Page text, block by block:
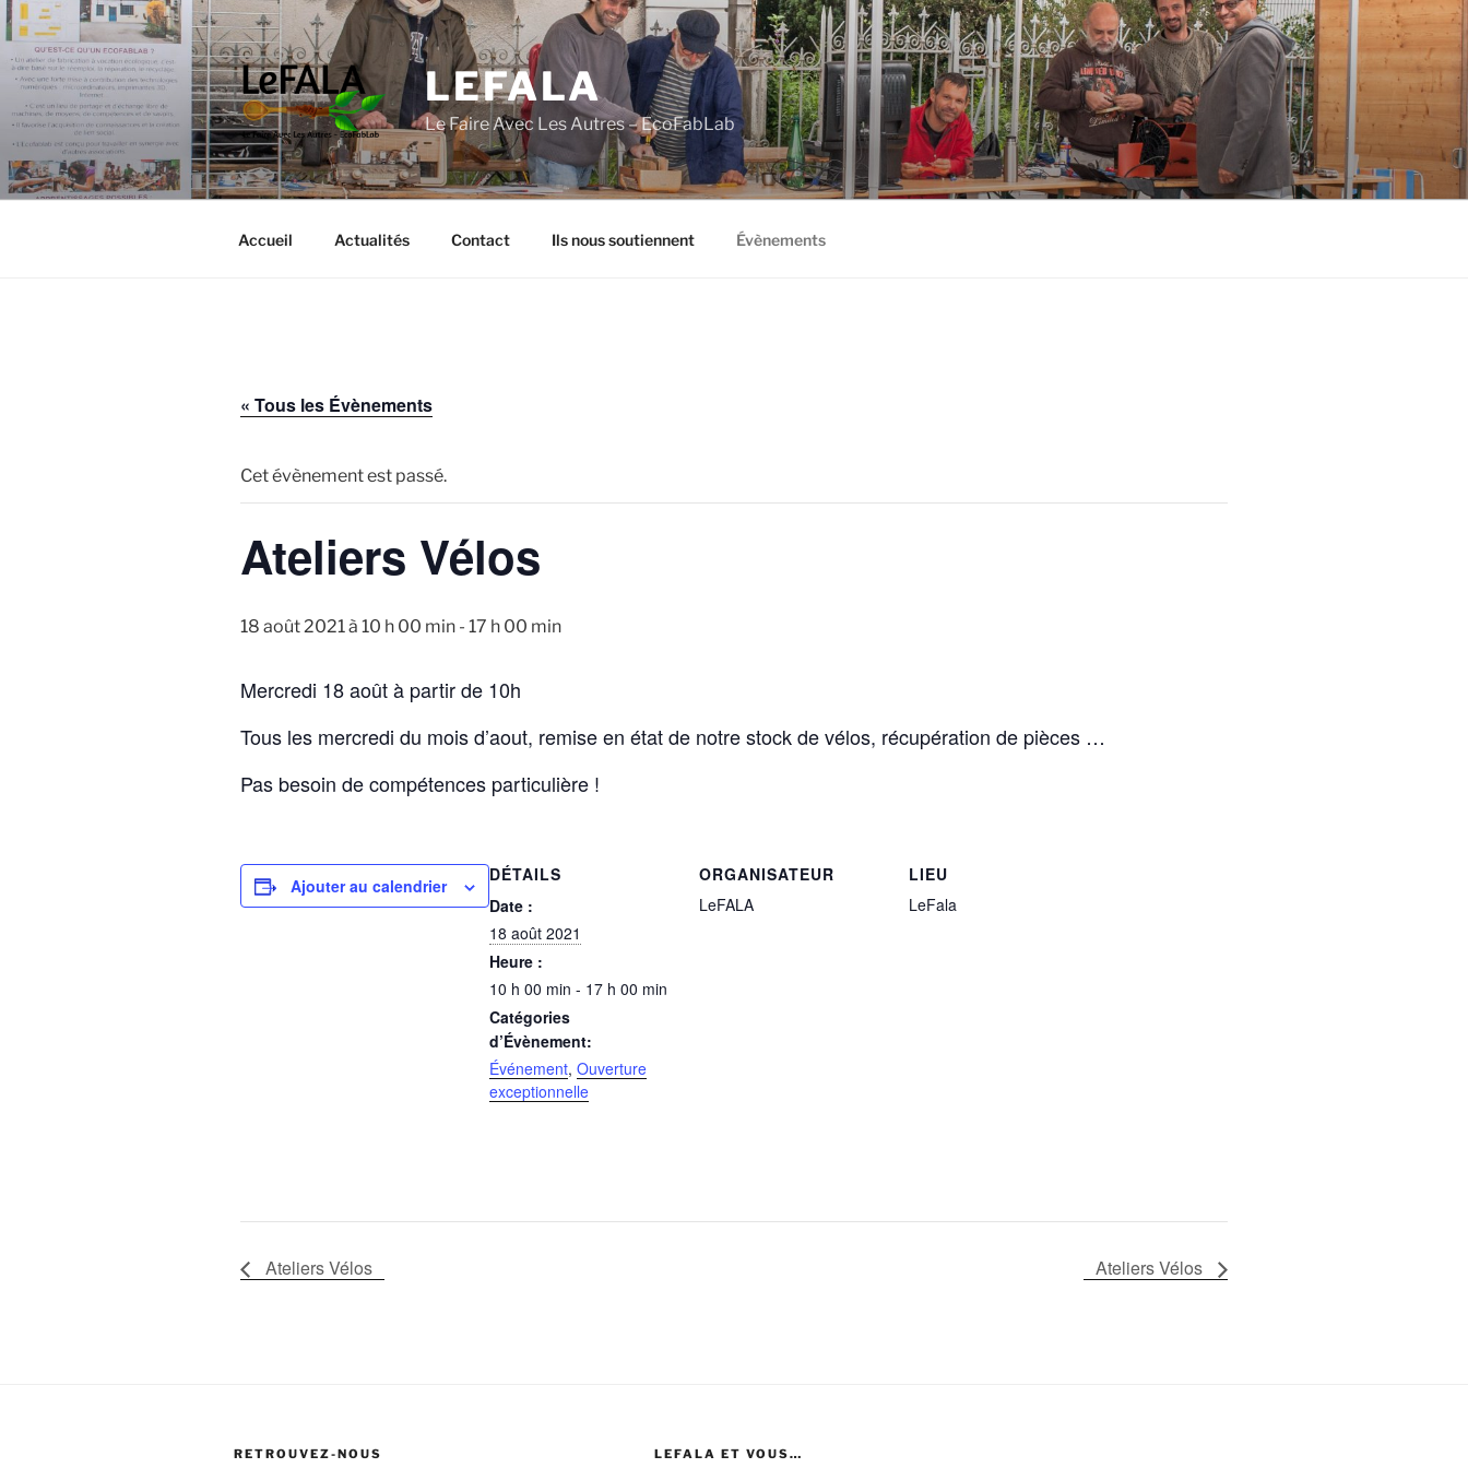
Aller
au
contenu
principal
LEFALA
Le Faire Avec Les Autres – EcoFabLab
Accueil Actualités Contact Ils nous soutiennent Évènements
« Tous les Évènements
Cet évènement est passé.
Ateliers Vélos
18 août 2021 à 10 h 00 min - 17 h 00 min
Mercredi 18 août à partir de 10h
Tous les mercredi du mois d’aout, remise en état de notre stock de vélos, récupération de pièces …
Pas besoin de compétences particulière !
Ajouter au calendrier
DÉTAILS
Date :
18 août 2021
Heure :
10 h 00 min - 17 h 00 min
Catégories
d’Évènement:
Événement, Ouverture
exceptionnelle
ORGANISATEUR
LeFALA
LIEU
LeFala
Ateliers Vélos Ateliers Vélos
RETROUVEZ-NOUS LEFALA ET VOUS…